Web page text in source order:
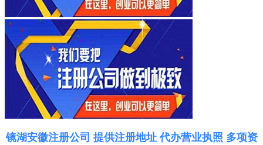
镜湖安徽注册公司 提供注册地址 代办营业执照 多项资